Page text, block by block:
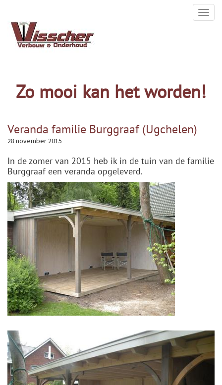
Zo mooi kan het worden!
Veranda familie Burggraaf (Ugchelen)
28 november 2015
In de zomer van 2015 heb ik in de tuin van de familie
Burggraaf een veranda opgeleverd.